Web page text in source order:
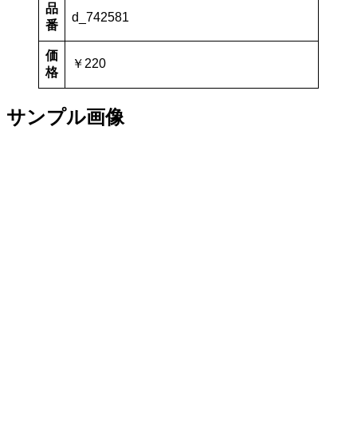
品
番
d_742581
価
格
￥220
サンプル画像